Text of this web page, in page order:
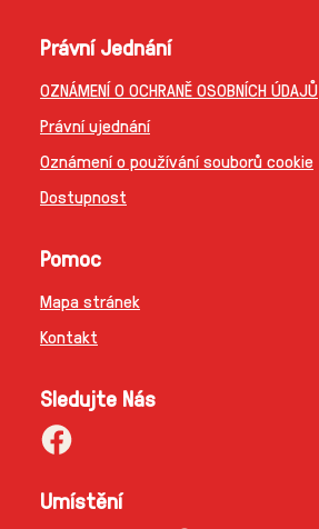
Právní Jednání
OZNÁMENÍ O OCHRANĚ OSOBNÍCH ÚDAJŮ
Právní ujednání
Oznámení o používání souborů cookie
Dostupnost
Pomoc
Mapa stránek
Kontakt
Sledujte Nás
Umístění